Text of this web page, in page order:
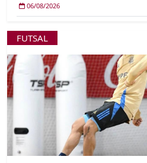
06/08/2026
FUTSAL